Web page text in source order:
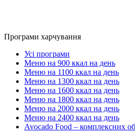
Програми харчування
Усі програми
Меню на 900 ккал на день
Меню на 1100 ккал на день
Меню на 1300 ккал на день
Меню на 1600 ккал на день
Меню на 1800 ккал на день
Меню на 2000 ккал на день
Меню на 2400 ккал на день
Avocado Food – комплексних